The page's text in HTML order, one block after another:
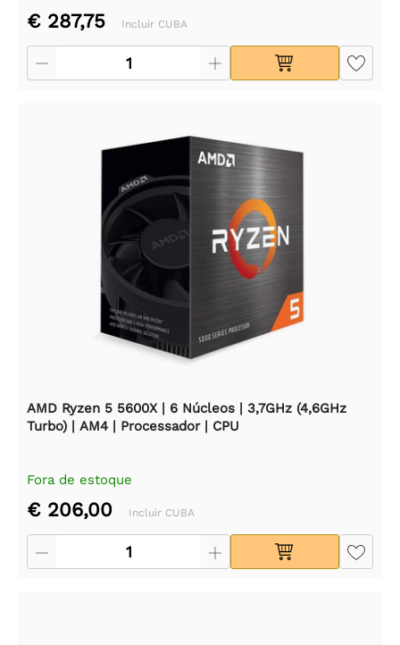
€ 287,75 Incluir CUBA
AMD Ryzen 5 5600X | 6 Núcleos | 3,7GHz (4,6GHz
Turbo) | AM4 | Processador | CPU
Fora de estoque
€ 206,00 Incluir CUBA